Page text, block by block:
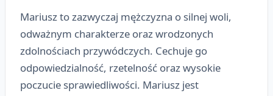
Mariusz to zazwyczaj mężczyzna o silnej woli,
odważnym charakterze oraz wrodzonych
zdolnościach przywódczych. Cechuje go
odpowiedzialność, rzetelność oraz wysokie
poczucie sprawiedliwości. Mariusz jest